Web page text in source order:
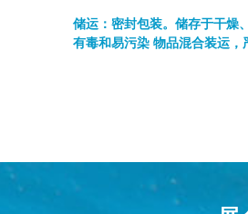
储运：密封包装。储存于干燥
有毒和易污染 物品混合装运，